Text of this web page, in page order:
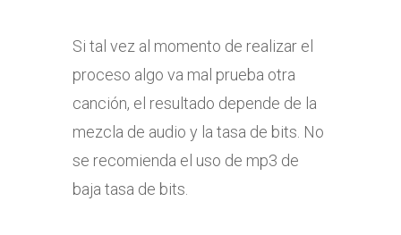
Si tal vez al momento de realizar el
proceso algo va mal prueba otra
canción, el resultado depende de la
mezcla de audio y la tasa de bits. No
se recomienda el uso de mp3 de
baja tasa de bits.